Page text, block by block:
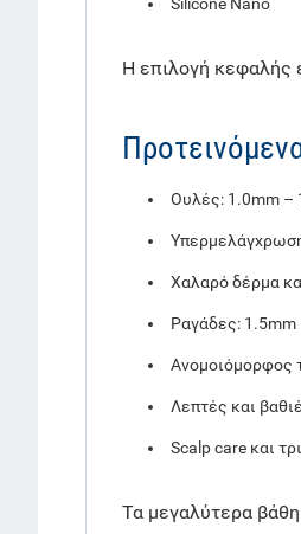
Η επιλογή κεφαλής
Ουλές: 1.0mm –
Χαλαρό δέρμα
Ραγάδες:
Ανομοιόμορφος
Λεπτές και
Scalp care και
Τα μεγαλύτερα